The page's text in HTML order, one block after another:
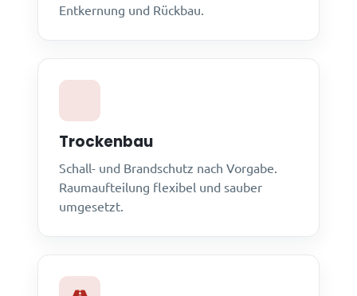
Entkernung und Rückbau.
Trockenbau
Schall- und Brandschutz nach Vorgabe.
Raumaufteilung flexibel und sauber
umgesetzt.